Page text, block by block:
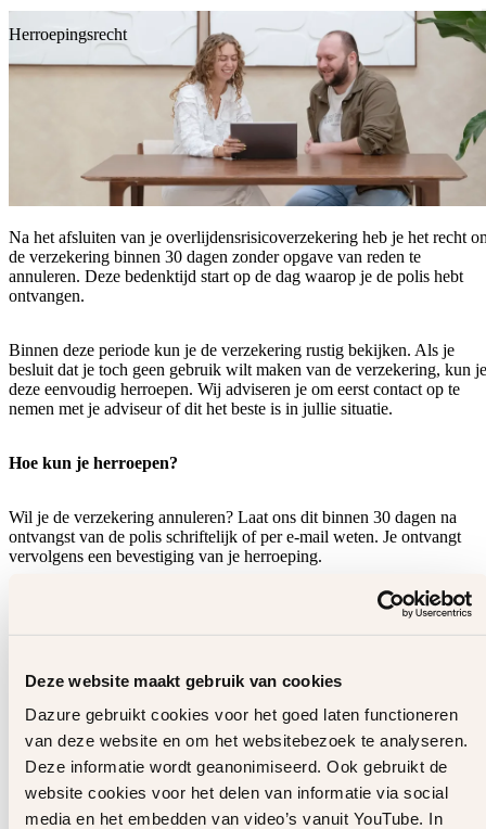
Deze website maakt gebruik van cookies
Dazure gebruikt cookies voor het goed laten functioneren
van deze website en om het websitebezoek te analyseren.
Deze informatie wordt geanonimiseerd. Ook gebruikt de
website cookies voor het delen van informatie via social
media en het embedden van video’s vanuit YouTube. In
Direct naar de inhoud
Herroepingsrecht
Na het afsluiten van je overlijdensrisicoverzekering heb je het recht
de verzekering binnen 30 dagen zonder opgave van reden te
annuleren. Deze bedenktijd start op de dag waarop je de polis hebt
ontvangen.
Binnen deze periode kun je de verzekering rustig bekijken. Als je
besluit dat je toch geen gebruik wilt maken van de verzekering, kun je
deze eenvoudig herroepen. Wij adviseren je om eerst contact op te
nemen met je adviseur of dit het beste is in jullie situatie.
Hoe kun je herroepen?
Wil je de verzekering annuleren? Laat ons dit binnen 30 dagen na
ontvangst van de polis schriftelijk of per e-mail weten. Je ontvangt
vervolgens een bevestiging van je herroeping.
snel mogelijk teruggestort. Dit gebeurt uiterlijk binnen 14 dagen nadat
Belangrijk om te weten
het herroepingsrecht geldt alleen binnen de wettelijke termijn van 30